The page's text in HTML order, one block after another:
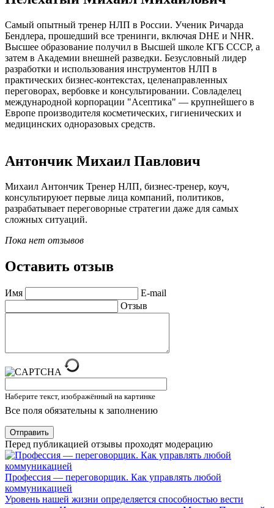
Самый опытный тренер НЛП в России. Ученик Ричарда
Бендлера, прошедший все тренинги, включая DHE и NHR.
Высшее образование получил в Высшей школе КГБ СССР, а
затем в Академии внешней разведки. Безусловный лидер
разработки и использования инструментов НЛП в
практических бизнес-контекстах, целенаправленных
переговорах, вербовке и консультировании. Совладелец
международной корпорации "Асептика" — крупнейшего в
Европе производителя косметических, гигиенических и
медицинских одноразовых средств.
Антончик Михаил Павлович
Михаил Антончик Тренер НЛП, бизнес-тренер, коуч,
консультируюет первые лица компаний, политиков,
разрабатывает переговорные стратегии даже для самых
сложных ситуаций.
Пока нет отзывов
Оставить отзыв
Имя
E-mail
Отзыв
Наберите текст, изображённый на картинке
Все поля обязательны к заполнению
Отправить
Перед публикацией отзывы проходят модерацию
Профессия — переговорщик. Как управлять любой
коммуникацией
Уровень нашей жизни определяется способностью вести